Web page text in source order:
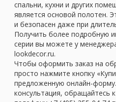
спальни, кухни и других
является основой полотен.
и безопасен даже при
Получить более подробную
серии вы можете у
lookdecor.ru.
Чтобы оформить заказ на
просто нажмите кнопку
предложенную онлайн-
консультация, обращайтесь